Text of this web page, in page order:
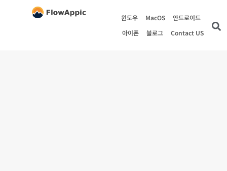
윈도우 MacOS
안드로이드
아이폰
블로그 Contact US